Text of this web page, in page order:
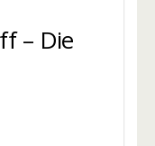
– Die